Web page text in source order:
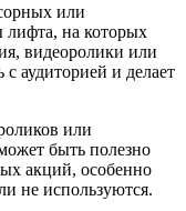
или
лифта, на которых
видеоролики или
аудиторией и делает
или
быть полезно
акций, особенно
не используются.